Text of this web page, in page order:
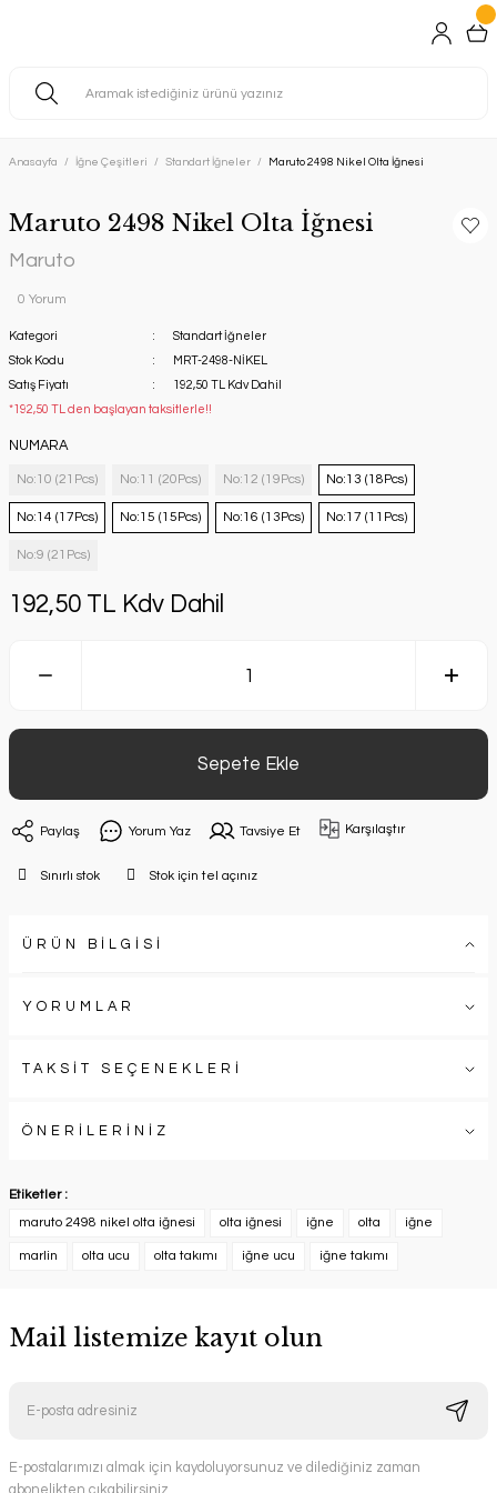
Anasayfa İğne Çeşitleri Standart İğneler Maruto 2498 Nikel Olta İğnesi
Maruto 2498 Nikel Olta İğnesi
Maruto
0 Yorum
Kategori
Standart İğneler
Stok Kodu
MRT-2498-NİKEL
Satış Fiyatı
192,50 TL Kdv Dahil
*192,50 TL den başlayan taksitlerle!!
NUMARA
No:10 (21Pcs) No:11 (20Pcs) No:12 (19Pcs) No:13 (18Pcs)
No:14 (17Pcs) No:15 (15Pcs) No:16 (13Pcs) No:17 (11Pcs)
No:9 (21Pcs)
192,50 TL Kdv Dahil
Sepete Ekle
Paylaş Yorum Yaz Tavsiye Et Karşılaştır
Sınırlı stok Stok için tel açınız
ÜRÜN BİLGİSİ
YORUMLAR
TAKSİT SEÇENEKLERİ
ÖNERİLERİNİZ
Etiketler :
maruto 2498 nikel olta iğnesi
olta iğnesi iğne olta iğne
marlin olta ucu olta takımı iğne ucu iğne takımı
Mail listemize kayıt olun
E-postalarımızı almak için kaydoluyorsunuz ve dilediğiniz zaman